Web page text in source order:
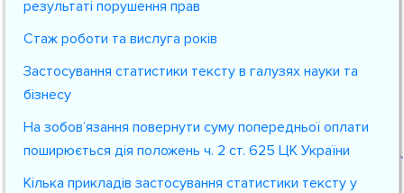
результаті порушення прав
Стаж роботи та вислуга років
Застосування статистики тексту в галузях науки та
бізнесу
На зобов’язання повернути суму попередньої оплати
поширюється дія положень ч. 2 ст. 625 ЦК України
Кілька прикладів застосування статистики тексту у